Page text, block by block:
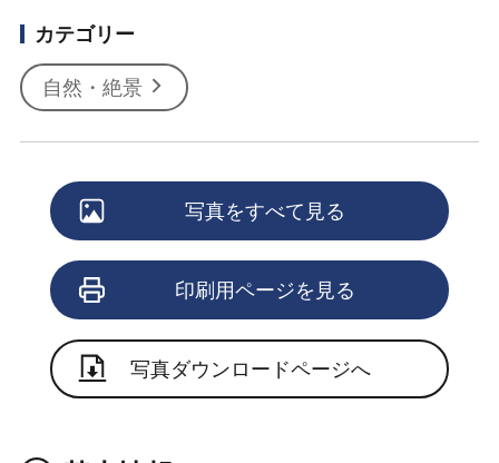
カテゴリー
自然・絶景
写真をすべて見る
印刷用ページを見る
写真ダウンロードページへ